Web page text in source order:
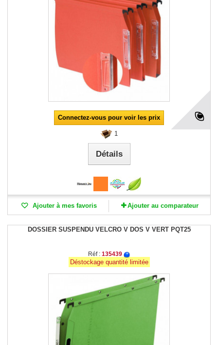
Connectez-vous pour voir les prix
1
Détails
Ajouter à mes favoris Ajouter au comparateur
DOSSIER SUSPENDU VELCRO V DOS V VERT PQT25
Réf : 135439
Déstockage quantité limitée